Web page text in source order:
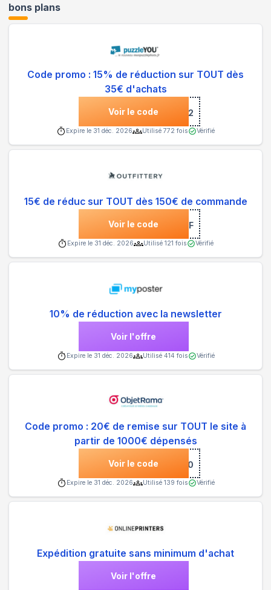
bons plans
Code promo : 15% de réduction sur TOUT dès
35€ d'achats
Voir le code***R2Q42
Expire le 31 déc. 2026 Utilisé 772 fois Vérifié
15€ de réduc sur TOUT dès 150€ de commande
Voir le code***FIT15AFF
Expire le 31 déc. 2026 Utilisé 121 fois Vérifié
10% de réduction avec la newsletter
Voir l'offre
Expire le 31 déc. 2026 Utilisé 414 fois Vérifié
Code promo : 20€ de remise sur TOUT le site à
partir de 1000€ dépensés
Voir le code***IG052220
Expire le 31 déc. 2026 Utilisé 139 fois Vérifié
Expédition gratuite sans minimum d'achat
Voir l'offre